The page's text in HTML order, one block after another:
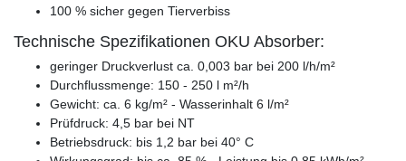
100 % sicher gegen Tierverbiss
Technische Spezifikationen OKU Absorber:
geringer Druckverlust ca. 0,003 bar bei 200 l/h/m²
Durchflussmenge: 150 - 250 l m²/h
Gewicht: ca. 6 kg/m² - Wasserinhalt 6 l/m²
Prüfdruck: 4,5 bar bei NT
Betriebsdruck: bis 1,2 bar bei 40° C